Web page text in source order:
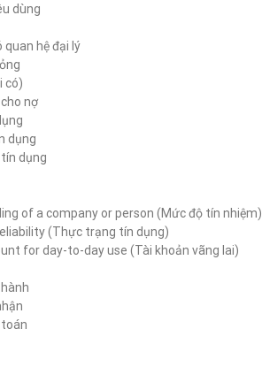
dùng
quan hệ đại lý
có)
nợ
dụng
dụng
of a company or person (Mức độ tín nhiệm)
(Thực trạng tín dụng)
for day-to-day use (Tài khoản vãng lai)